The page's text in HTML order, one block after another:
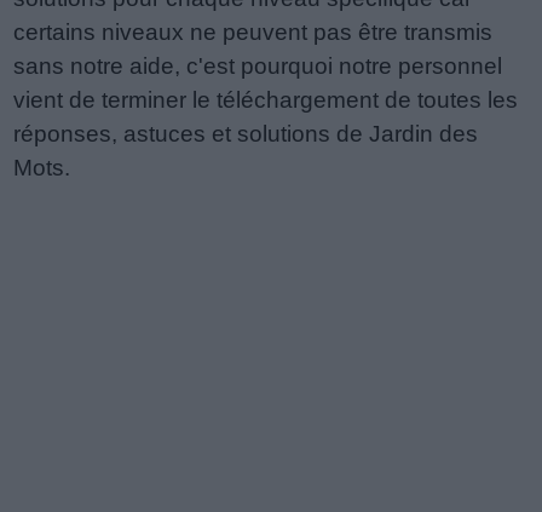
certains niveaux ne peuvent pas être transmis
sans notre aide, c'est pourquoi notre personnel
vient de terminer le téléchargement de toutes les
réponses, astuces et solutions de Jardin des
Mots.